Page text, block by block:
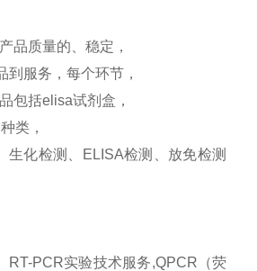
品质量的、稳定，
服务，每个环节，
包括elisa试剂盒，
类，
化检测、ELISA检测、放免检测
RT-PCR实验技术服务,QPCR（荧